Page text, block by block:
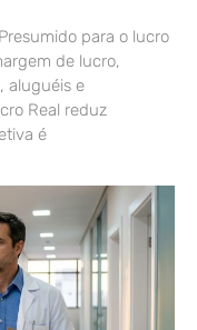
para o lucro
de lucro,
aluguéis e
Real reduz
é